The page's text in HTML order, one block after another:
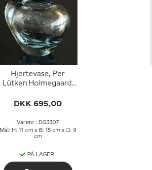
Hjertevase, Per
Lütken Holmegaard,
DKK 695,00
Varenr.: DG3307
Mål: H: 11 cm x B: 15 cm x D: 9
cm
PÅ LAGER